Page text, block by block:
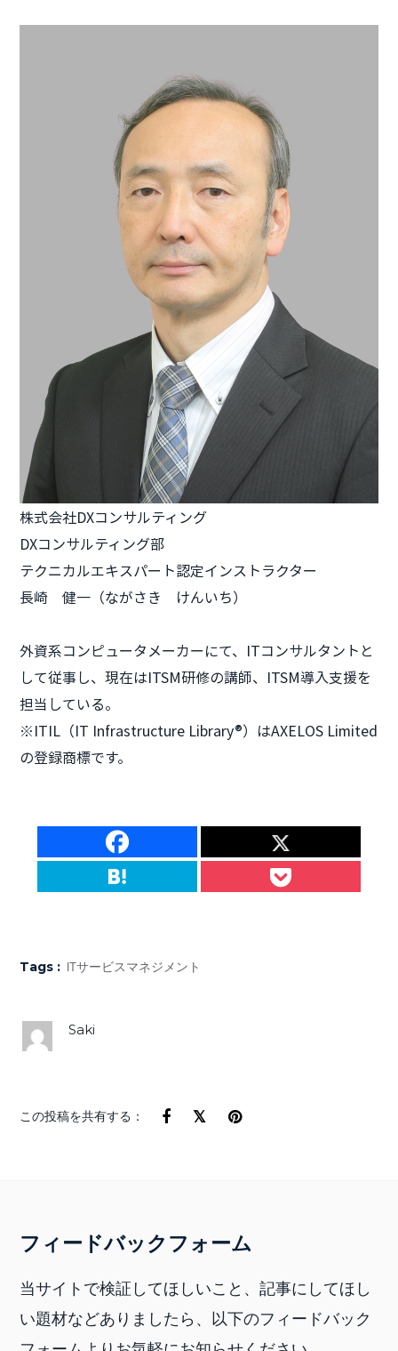
株式会社DXコンサルティング
DXコンサルティング部
テクニカルエキスパート認定インストラクター
長崎 健一（ながさき けんいち）
外資系コンピュータメーカーにて、ITコンサルタントと
して従事し、現在はITSM研修の講師、ITSM導入支援を
担当している。
※ITIL（IT Infrastructure Library®）はAXELOS Limited
の登録商標です。
Tags : ITサービスマネジメント
Saki
この投稿を共有する：
フィードバックフォーム
当サイトで検証してほしいこと、記事にしてほし
い題材などありましたら、以下のフィードバック